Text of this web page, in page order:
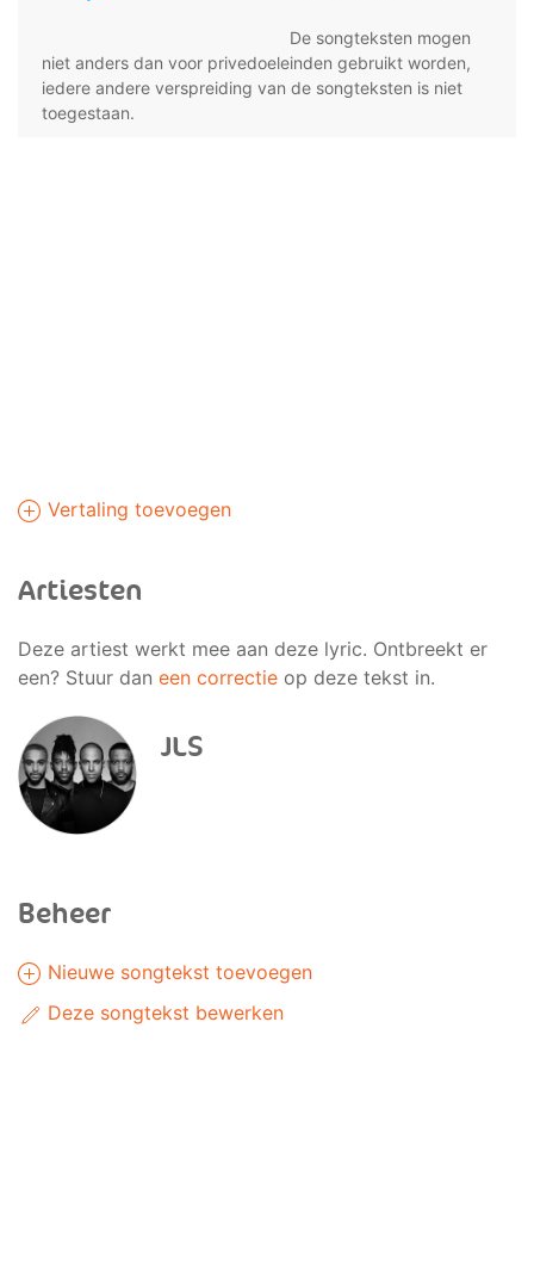
De songteksten mogen
niet anders dan voor privedoeleinden gebruikt worden,
iedere andere verspreiding van de songteksten is niet
toegestaan.
Vertaling toevoegen
Artiesten
Deze artiest werkt mee aan deze lyric. Ontbreekt er
een? Stuur dan een correctie op deze tekst in.
JLS
Beheer
Nieuwe songtekst toevoegen
Deze songtekst bewerken